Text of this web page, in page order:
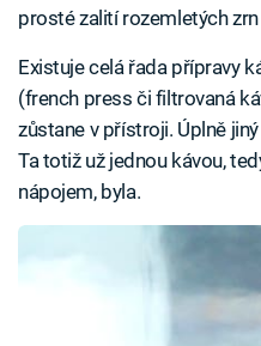
prosté zalití rozemletých
Existuje celá řada přípravy
(french press či filtrovaná
zůstane v přístroji. Úplně
Ta totiž už jednou kávou,
nápojem, byla.